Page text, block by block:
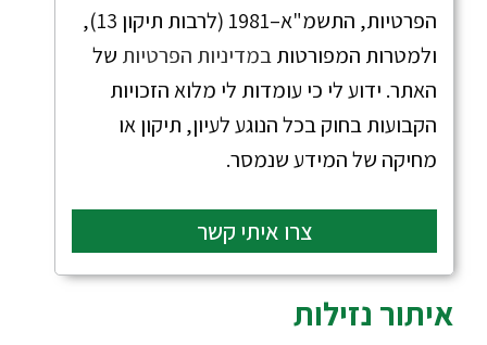
הפרטיות, התשמ"א–1981 (לרבות תיקון 13),
ולמטרות המפורטותבמדיניות הפרטיות של
האתר. ידוע לי כי עומדות לי מלוא הזכויות
הקבועות בחוק בכל הנוגע לעיון, תיקון או
מחיקה של המידע שנמסר.
צרו איתי קשר
איתור נזילות